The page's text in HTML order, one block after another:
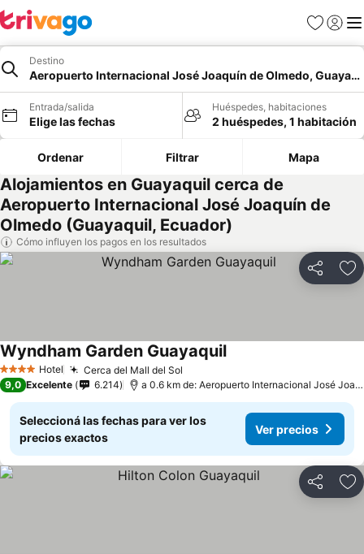
Favoritos
Iniciar
Destino
Aeropuerto Internacional José Joaquín de Olmedo,
Entrada/salida
Elige las fechas
Huéspedes, habitaciones
2 huéspedes, 1 habitación
Ordenar Filtrar Mapa
Alojamientos en Guayaquil cerca de
Aeropuerto Internacional José Joaquín de
Olmedo (Guayaquil, Ecuador)
Cómo influyen los pagos en los resultados
Compartir
4 EstrellasHotel Cerca del Mall del Sol
Wyndham Garden Guayaquil
9,0 Excelente 6.214 a 0.6 km de: Aeropuerto Internacional José Joaquín de Olmedo
Seleccioná las fechas para ver los
precios exactos
Ver precios
Compartir